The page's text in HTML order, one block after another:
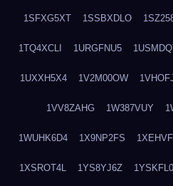
1SFXG5XT 1SSBXDLO
1TQ4XCLI 1URGFNU5
1UXXH5X4 1V2M00OW
1VV8ZAHG 1W387VUY
1WUHK6D4 1X9NP2FS
1XSROT4L 1YS8YJ6Z